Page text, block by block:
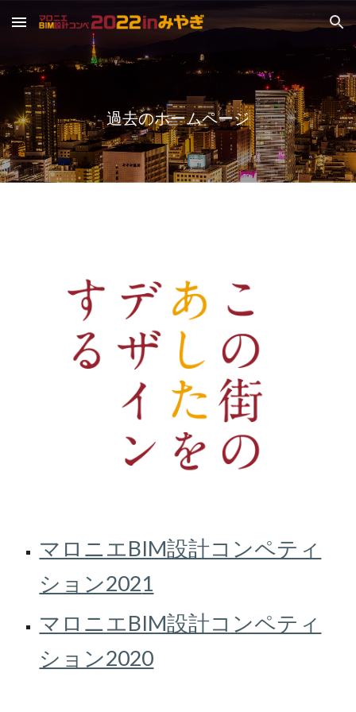
Skip to main content Skip to navigation
過去のホームページ
マロニエBIM設計コンペティ
ション2021
マロニエBIM設計コンペティ
ション2020